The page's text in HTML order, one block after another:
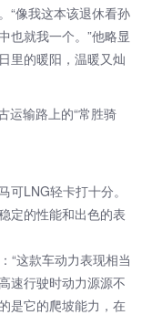
“像我这本该退休看孙
也就我一个。”他略显
里的暖阳，温暖又灿
LNG轻卡打十分。
定的性能和出色的表
“这款车动力表现相当
速行驶时动力源源不
是它的爬坡能力，在